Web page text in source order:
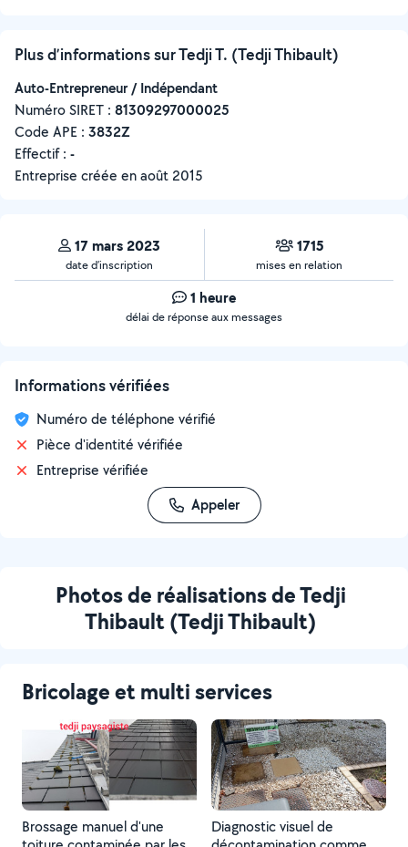
Plus d’informations sur Tedji T. (Tedji Thibault)
Auto-Entrepreneur / Indépendant
Numéro SIRET : ‍81309297000025
Code APE : 3832Z
Effectif : -
Entreprise créée enaoût 2015
17 mars 2023
date d’inscription
1715
mises en relation
1 heure
délai de réponse aux messages
Informations vérifiées
Numéro de téléphone vérifié
Pièce d'identité vérifiée
Entreprise vérifiée
Appeler
Photos de réalisations de Tedji
Thibault (Tedji Thibault)
Bricolage et multi services
Brossage manuel d'une
Diagnostic visuel de